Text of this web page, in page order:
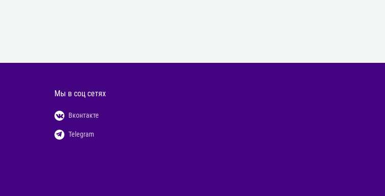
Мы в соц сетях
Вконтакте
Telegram